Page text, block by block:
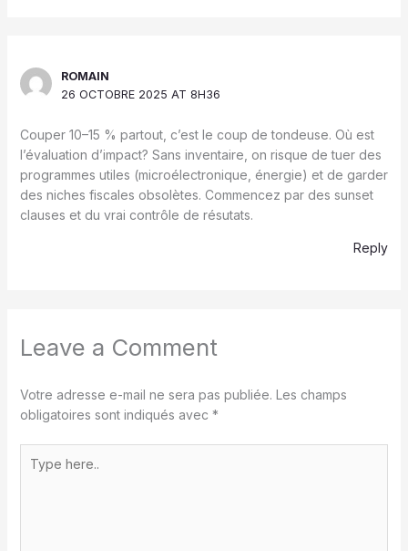
ROMAIN
26 OCTOBRE 2025 AT 8H36
Couper 10–15 % partout, c’est le coup de tondeuse. Où est
l’évaluation d’impact? Sans inventaire, on risque de tuer des
programmes utiles (microélectronique, énergie) et de garder
des niches fiscales obsolètes. Commencez par des sunset
clauses et du vrai contrôle de résutats.
Reply
Leave a Comment
Votre adresse e-mail ne sera pas publiée. Les champs
obligatoires sont indiqués avec *
here..